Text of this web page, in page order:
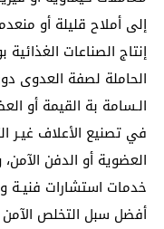
إلى أملاح قليلة أو
إنتاج الصناعات الغذائية
الحاملة لصفة العدوى
الـسامة بة القيمة أو
في تصنيع الأعلاف غيـر
العضوية أو الدفن
خدمات استشارات فنيـة
أفضل سبل التخلص الآمن